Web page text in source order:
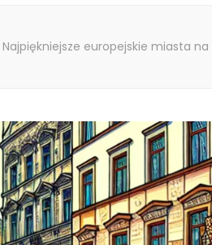
Najpiękniejsze europejskie miasta